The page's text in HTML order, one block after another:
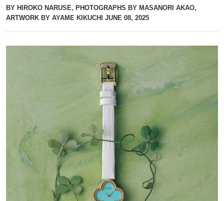
BY HIROKO NARUSE, PHOTOGRAPHS BY MASANORI AKAO,
ARTWORK BY AYAME KIKUCHI JUNE 08, 2025